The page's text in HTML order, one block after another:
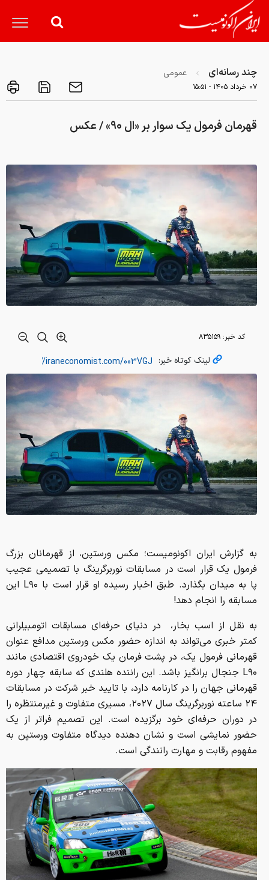
چند رسانه‌ای عمومی
۰۷ خرداد ۱۴۰۵ - ۱۵:۵۱
قهرمان فرمول یک سوار بر «ال ۹۰» / عکس
کد خبر: ۸۳۵۱۵۹
لینک کوتاه خبر:
به گزارش ایران اکونومیست؛ مکس ورستپن، از قهرمانان بزرگ
فرمول یک قرار است در مسابقات نوربرگرینگ با تصمیمی عجیب
پا به میدان بگذارد. طبق اخبار رسیده او قرار است با L۹۰ این
مسابقه را انجام دهد!
به نقل از اسب بخار، در دنیای حرفه‌ای مسابقات اتومبیلرانی
کمتر خبری می‌تواند به اندازه حضور مکس ورستپن مدافع عنوان
قهرمانی فرمول یک، در پشت فرمان یک خودروی اقتصادی مانند
L۹۰ جنجال‌ برانگیز باشد. این راننده هلندی که سابقه چهار دوره
قهرمانی جهان را در کارنامه دارد، با تایید خبر شرکت در مسابقات
۲۴ ساعته نوربرگرینگ سال ۲۰۲۷، مسیری متفاوت و غیرمنتظره را
در دوران حرفه‌ای خود برگزیده است. این تصمیم فراتر از یک
حضور نمایشی است و نشان‌ دهنده دیدگاه متفاوت ورستپن به
مفهوم رقابت و مهارت رانندگی است.